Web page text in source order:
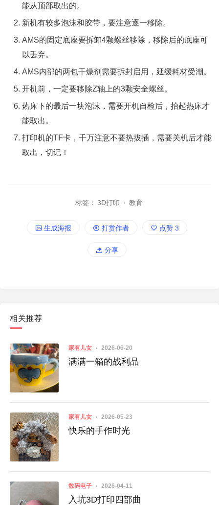
能从顶部取出的。
新机有较多泡沫和胶带，要注意逐一移除。
AMS的固定底座要拆卸4颗螺丝移除，移除后的底座可
以丢弃。
AMS内部的两包干燥剂需要拆封启用，延缓耗材受潮。
开机前，一定要移除Z轴上的3颗安全螺丝。
热床下的最后一块泡沫，需要开机自检后，抬起热床才
能取出。
打印机的TF卡，千万注意不要热拔插，需要关机后才能
取出，切记！
标签： 3D打印 · 教育
生成海报 打赏作者 点赞 3
分享
相关推荐
家有儿女 2026-06-20
满满一箱的战利品
家有儿女 2026-05-23
快乐的手作时光
数码电子 2026-04-11
入坑3D打印四部曲
Penfolds奔富红酒